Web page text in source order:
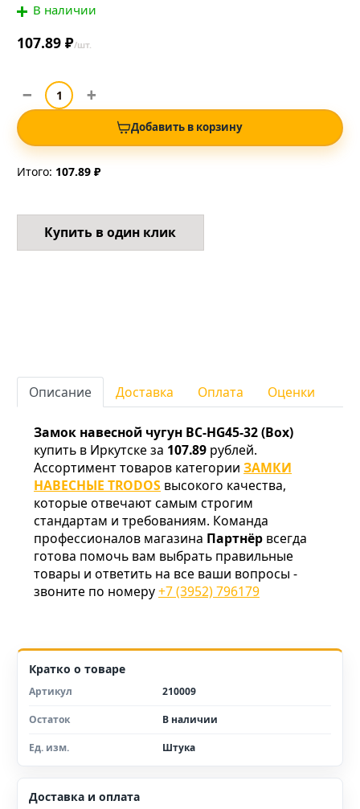
В наличии
107.89 ₽/шт.
Добавить в корзину
Итого: 107.89 ₽
Купить в один клик
Описание Доставка Оплата Оценки
Замок навесной чугун BC-HG45-32 (Box)
купить в Иркутске за 107.89 рублей.
Ассортимент товаров категории ЗАМКИ
НАВЕСНЫЕ TRODOS высокого качества,
которые отвечают самым строгим
стандартам и требованиям. Команда
профессионалов магазина Партнёр всегда
готова помочь вам выбрать правильные
товары и ответить на все ваши вопросы -
звоните по номеру+7 (3952) 796179
Кратко о товаре
Артикул 210009
Остаток В наличии
Ед. изм. Штука
Доставка и оплата